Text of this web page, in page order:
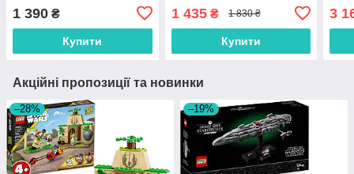
Wars 75410
1 390 ₴
Купити
1 435₴ 1 830 ₴
Купити
3
Акційні пропозиції та новинки
–28% –19%